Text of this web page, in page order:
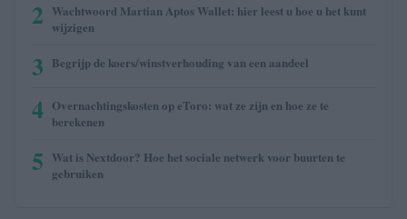
2 Wachtwoord Martian Aptos Wallet: hier leest u hoe u het kunt
wijzigen
3 Begrijp de koers/winstverhouding van een aandeel
4 Overnachtingskosten op eToro: wat ze zijn en hoe ze te
berekenen
5 Wat is Nextdoor? Hoe het sociale netwerk voor buurten te
gebruiken